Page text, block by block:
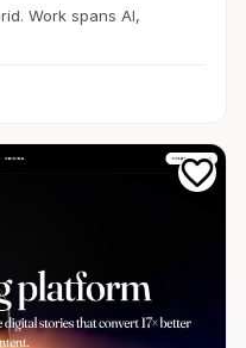
Work spans AI,